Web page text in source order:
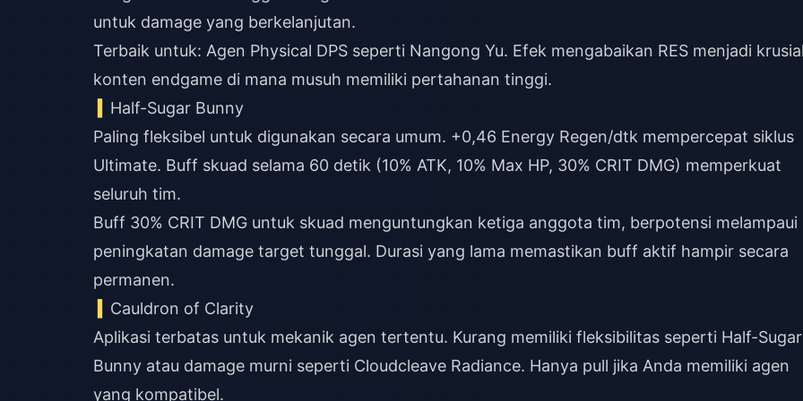
untuk damage yang berkelanjutan.
Terbaik untuk: Agen Physical DPS seperti Nangong Yu. Efek mengabaikan RES menjadi
konten endgame di mana musuh memiliki pertahanan tinggi.
Half-Sugar Bunny
Paling fleksibel untuk digunakan secara umum. +0,46 Energy Regen/dtk mempercepat siklus
Ultimate. Buff skuad selama 60 detik (10% ATK, 10% Max HP, 30% CRIT DMG) memperkuat
seluruh tim.
Buff 30% CRIT DMG untuk skuad menguntungkan ketiga anggota tim, berpotensi melampaui
peningkatan damage target tunggal. Durasi yang lama memastikan buff aktif hampir secara
permanen.
Cauldron of Clarity
Aplikasi terbatas untuk mekanik agen tertentu. Kurang memiliki fleksibilitas seperti Half-Sugar
Bunny atau damage murni seperti Cloudcleave Radiance. Hanya pull jika Anda memiliki agen
yang kompatibel.